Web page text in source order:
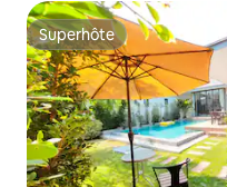
Superhôte
Superhôte